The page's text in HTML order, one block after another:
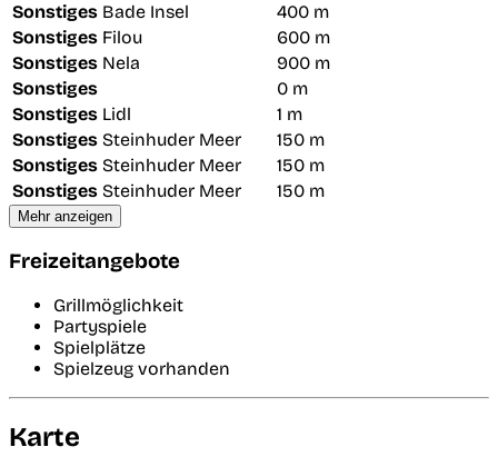
Sonstiges Bade Insel
400 m
Sonstiges Filou
600 m
Sonstiges Nela
900 m
Sonstiges
0 m
Sonstiges Lidl
1 m
Sonstiges Steinhuder Meer
150 m
Sonstiges Steinhuder Meer
150 m
Sonstiges Steinhuder Meer 150 m
Mehr anzeigen
Freizeitangebote
Grillmöglichkeit
Partyspiele
Spielplätze
Spielzeug vorhanden
Karte